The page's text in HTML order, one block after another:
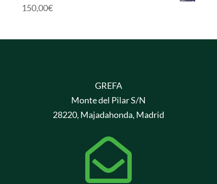
150,00€
GREFA
Monte del Pilar S/N
28220, Majadahonda, Madrid
